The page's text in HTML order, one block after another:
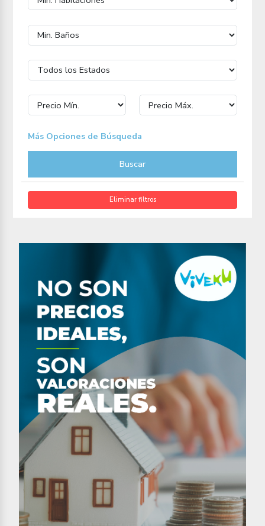
Más Opciones de Búsqueda
Buscar
Eliminar filtros